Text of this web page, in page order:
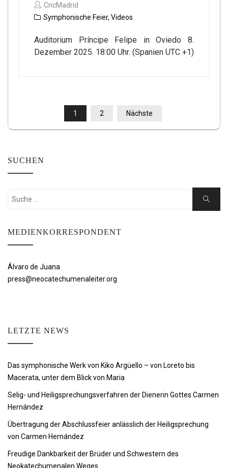
CncMadrid
Symphonische Feier, Videos
Auditorium Príncipe Felipe in Oviedo 8.
Dezember 2025. 18:00 Uhr. (Spanien UTC +1)
SEITENNUMMERIERUNG
DER
1 2 Nächste
SUCHEN
Suchen
Suche
MEDIENKORRESPONDENT
Álvaro de Juana
press@neocatechumenaleiter.org
LETZTE NEWS
Das symphonische Werk von Kiko Argüello – von Loreto bis
Macerata, unter dem Blick von Maria
Selig- und Heiligsprechungsverfahren der Dienerin Gottes Carmen
Hernández
Übertragung der Abschlussfeier anlässlich der Heiligsprechung
von Carmen Hernández
Freudige Dankbarkeit der Brüder und Schwestern des
Neokatechumenalen Weges